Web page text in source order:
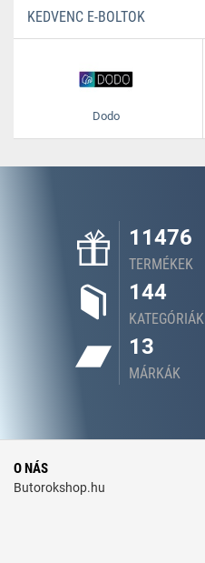
KEDVENC E-BOLTOK
Dodo
11476
TERMÉKEK
144
KATEGÓRIÁK
13
MÁRKÁK
O NÁS
Butorokshop.hu